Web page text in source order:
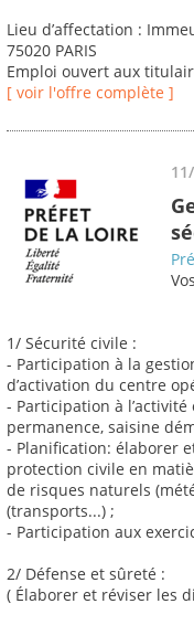
Lieu d’affectation :
75020 PARIS
Emploi ouvert aux
[ voir l'offre complète ]
1/ Sécurité civile :
- Participation à la
d’activation du centre
- Participation à
permanence, saisine
- Planification: élaborer
protection civile en
de risques naturels
(transports...) ;
- Participation aux
2/ Défense et sûreté :
( Élaborer et réviser les